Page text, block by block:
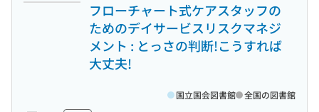
フローチャート式ケアスタッフの
ためのデイサービスリスクマネジ
メント : とっさの判断!こうすれば
大丈夫!
国立国会図書館 全国の図書館